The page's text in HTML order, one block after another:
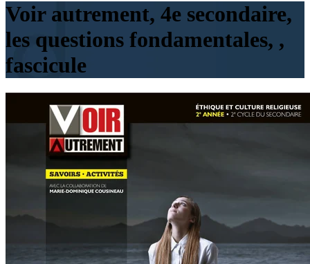
Voir autrement, 4e secondaire,
les questions fondamentales, ,
fascicule